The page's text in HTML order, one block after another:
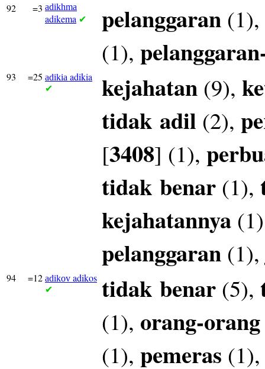
92 =3 adikhma
adikema ✔ pelanggaran (1),
(1),
93 =25 adikia adikia
✔ kejahatan (9),
tidak adil (2),
[3408] (1),
tidak benar (1),
kejahatannya
pelanggaran (1),
94 =12 adikov adikos
✔ tidak benar (5),
(1), orang-orang
(1), pemeras